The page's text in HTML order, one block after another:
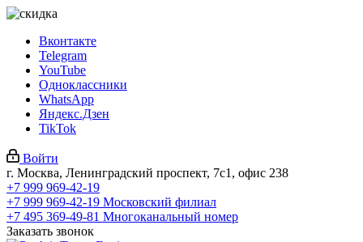
Вконтакте
Telegram
YouTube
Одноклассники
WhatsApp
Яндекс.Дзен
TikTok
Войти
г. Москва, Ленинградский проспект, 7с1, офис 238
+7 999 969-42-19
+7 999 969-42-19 Московский филиал
+7 495 369-49-81 Многоканальный номер
Заказать звонок